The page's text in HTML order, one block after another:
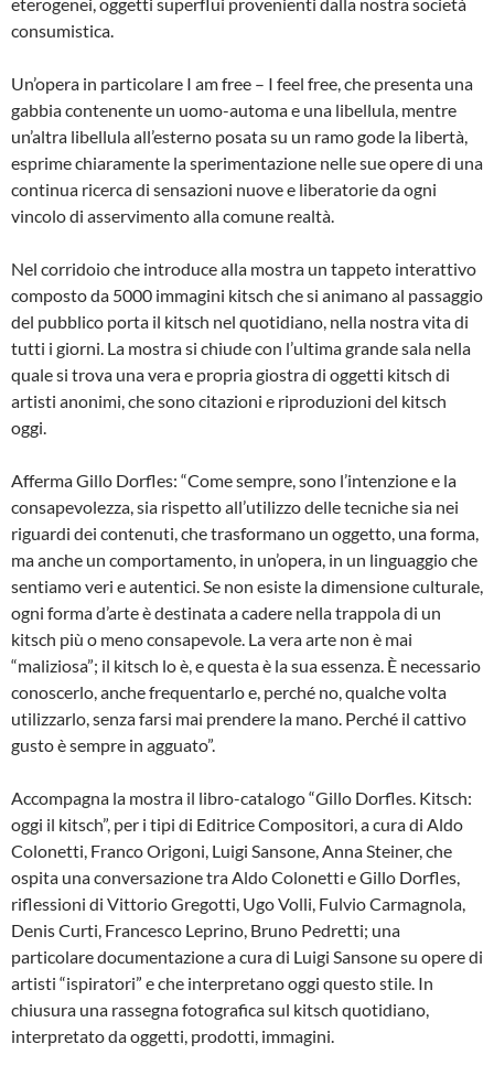
consumistica.
Un’opera in particolare I am free – I feel free, che presenta una
gabbia contenente un uomo-automa e una libellula, mentre
un’altra libellula all’esterno posata su un ramo gode la libertà,
esprime chiaramente la sperimentazione nelle sue opere di una
continua ricerca di sensazioni nuove e liberatorie da ogni
vincolo di asservimento alla comune realtà.
Nel corridoio che introduce alla mostra un tappeto interattivo
composto da 5000 immagini kitsch che si animano al passaggio
del pubblico porta il kitsch nel quotidiano, nella nostra vita di
tutti i giorni. La mostra si chiude con l’ultima grande sala nella
quale si trova una vera e propria giostra di oggetti kitsch di
artisti anonimi, che sono citazioni e riproduzioni del kitsch
oggi.
Afferma Gillo Dorfles: “Come sempre, sono l’intenzione e la
consapevolezza, sia rispetto all’utilizzo delle tecniche sia nei
riguardi dei contenuti, che trasformano un oggetto, una forma,
ma anche un comportamento, in un’opera, in un linguaggio che
sentiamo veri e autentici. Se non esiste la dimensione culturale,
ogni forma d’arte è destinata a cadere nella trappola di un
kitsch più o meno consapevole. La vera arte non è mai
“maliziosa”; il kitsch lo è, e questa è la sua essenza. È necessario
conoscerlo, anche frequentarlo e, perché no, qualche volta
utilizzarlo, senza farsi mai prendere la mano. Perché il cattivo
gusto è sempre in agguato”.
Accompagna la mostra il libro-catalogo “Gillo Dorfles. Kitsch:
oggi il kitsch”, per i tipi di Editrice Compositori, a cura di Aldo
Colonetti, Franco Origoni, Luigi Sansone, Anna Steiner, che
ospita una conversazione tra Aldo Colonetti e Gillo Dorfles,
riflessioni di Vittorio Gregotti, Ugo Volli, Fulvio Carmagnola,
Denis Curti, Francesco Leprino, Bruno Pedretti; una
particolare documentazione a cura di Luigi Sansone su opere di
artisti “ispiratori” e che interpretano oggi questo stile. In
chiusura una rassegna fotografica sul kitsch quotidiano,
interpretato da oggetti, prodotti, immagini.